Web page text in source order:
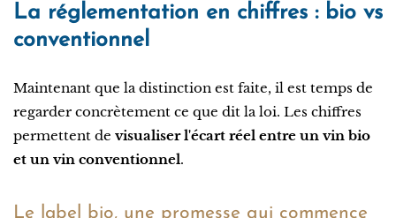
La réglementation en chiffres : bio vs
conventionnel
Maintenant que la distinction est faite, il est temps de
regarder concrètement ce que dit la loi. Les chiffres
permettent de visualiser l'écart réel entre un vin bio
et un vin conventionnel.
Le label bio, une promesse qui commence